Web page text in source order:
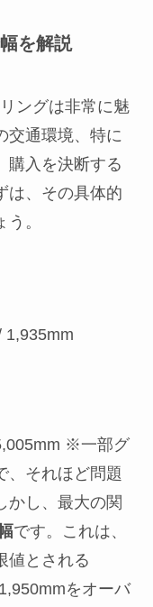
を解説
ングは非常に魅
交通環境、特に
購入を決断する
は、その具体的
。
1,935mm
※一部グ
、それほど問題
かし、最大の関
です。これは、
値とされる
をオーバ